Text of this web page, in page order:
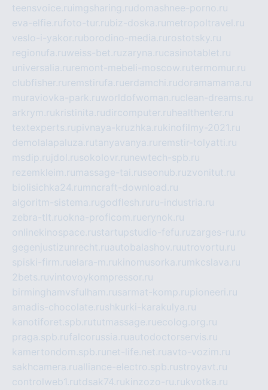
teensvoice.ru imgsharing.rudomashnee-porno.ru
eva-elfie.rufoto-tur.rubiz-doska.ru metropoltravel.ru
veslo-i-yakor.ruborodino-media.ru rostotsky.ru
regionufa.ruweiss-bet.ruzaryna.rucasinotablet.ru
universalia.ru remont-mebeli-moscow.rutermomur.ru
clubfisher.ru remstirufa.ruerdamchi.rudoramamama.ru
muraviovka-park.ruworldofwoman.ruclean-dreams.ru
arkrym.rukristinita.rudircomputer.ru healthenter.ru
textexperts.rupivnaya-kruzhka.rukinofilmy-2021.ru
demolalapaluza.rutanyavanya.ru remstir-tolyatti.ru
msdip.ru jdol.rusokolovr.ru newtech-spb.ru
rezemkleim.ru massage-tai.ruseonub.ruzvonitut.ru
biolisichka24.ru mncraft-download.ru
algoritm-sistema.rugodflesh.ru ru-industria.ru
zebra-tlt.ruokna-proficom.ruerynok.ru
onlinekinospace.rustartupstudio-fefu.ruzarges-ru.ru
gegenjustizunrecht.ruautobalashov.ruutrovortu.ru
spiski-firm.ruelara-m.rukinomusorka.ru mkcslava.ru
2bets.ruvintovoykompressor.ru
birminghamvsfulham.rusarmat-komp.rupioneeri.ru
amadis-chocolate.rushkurki-karakulya.ru
kanotiforet.spb.rututmassage.ruecolog.org.ru
praga.spb.rufalcorussia.ruautodoctorservis.ru
kamertondom.spb.ru net-life.net.ruavto-vozim.ru
sakhcamera.rualliance-electro.spb.rustroyavt.ru
controlweb1.rutdsak74.rukinzozo-ru.rukvotka.ru